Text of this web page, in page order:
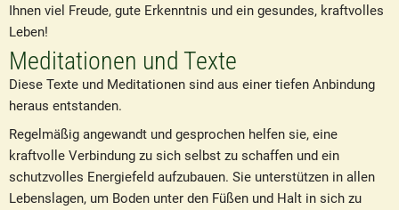
Ihnen viel Freude, gute Erkenntnis und ein gesundes, kraftvolles
Leben!
Meditationen und Texte
Diese Texte und Meditationen sind aus einer tiefen Anbindung
heraus entstanden.
Regelmäßig angewandt und gesprochen helfen sie, eine
kraftvolle Verbindung zu sich selbst zu schaffen und ein
schutzvolles Energiefeld aufzubauen. Sie unterstützen in allen
Lebenslagen, um Boden unter den Füßen und Halt in sich zu